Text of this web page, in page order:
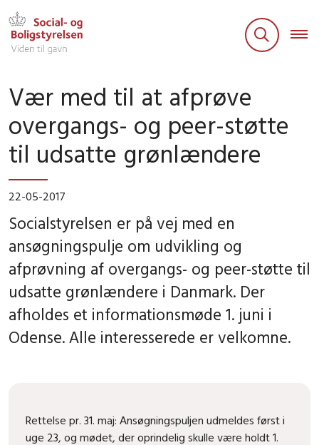
Vær med til at afprøve
overgangs- og peer-støtte
til udsatte grønlændere
22-05-2017
Socialstyrelsen er på vej med en
ansøgningspulje om udvikling og
afprøvning af overgangs- og peer-støtte til
udsatte grønlændere i Danmark. Der
afholdes et informationsmøde 1. juni i
Odense. Alle interesserede er velkomne.
Rettelse pr. 31. maj: Ansøgningspuljen udmeldes først i
uge 23, og mødet, der oprindelig skulle være holdt 1.